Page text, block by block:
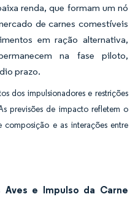
renda, que formam um nó
de carnes comestíveis
em ração alternativa,
na fase piloto,
prazo.
dos impulsionadores e restrições
previsões de impacto refletem o
e as interações entre
e Impulso da Carne